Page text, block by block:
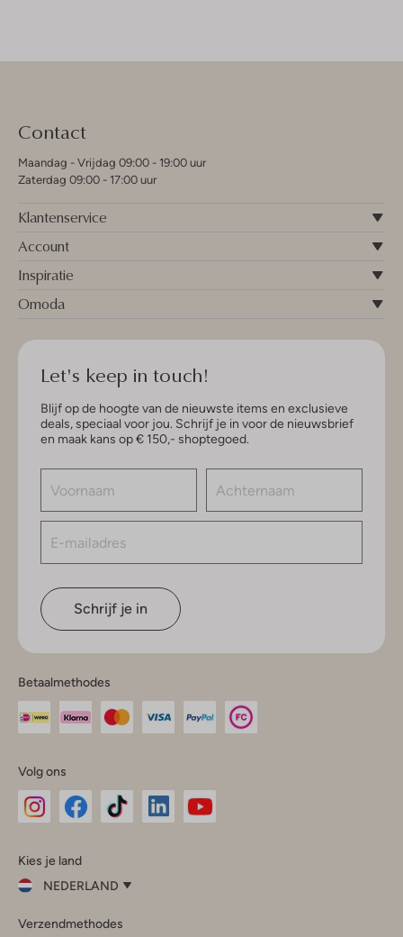
Contact
Maandag - Vrijdag 09:00 - 19:00 uur
Zaterdag 09:00 - 17:00 uur
Klantenservice
Account
Inspiratie
Omoda
Let's keep in touch!
Blijf op de hoogte van de nieuwste items en exclusieve
deals, speciaal voor jou. Schrijf je in voor de nieuwsbrief
en maak kans op € 150,- shoptegoed.
Schrijf je in
Betaalmethodes
Volg ons
InstagramFacebook
Kies je land
NEDERLAND
je
Verzendmethodes